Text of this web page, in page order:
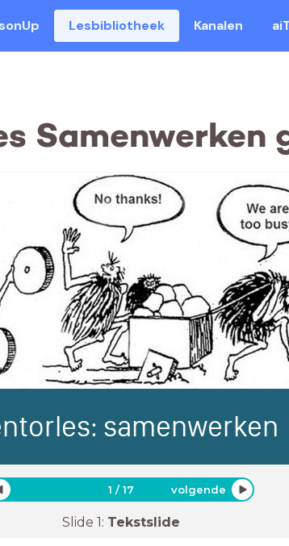
Lesbibliotheek Kanalen
Samenwerken
samenwerken
1 /17 volgende
Slide 1: Tekstslide